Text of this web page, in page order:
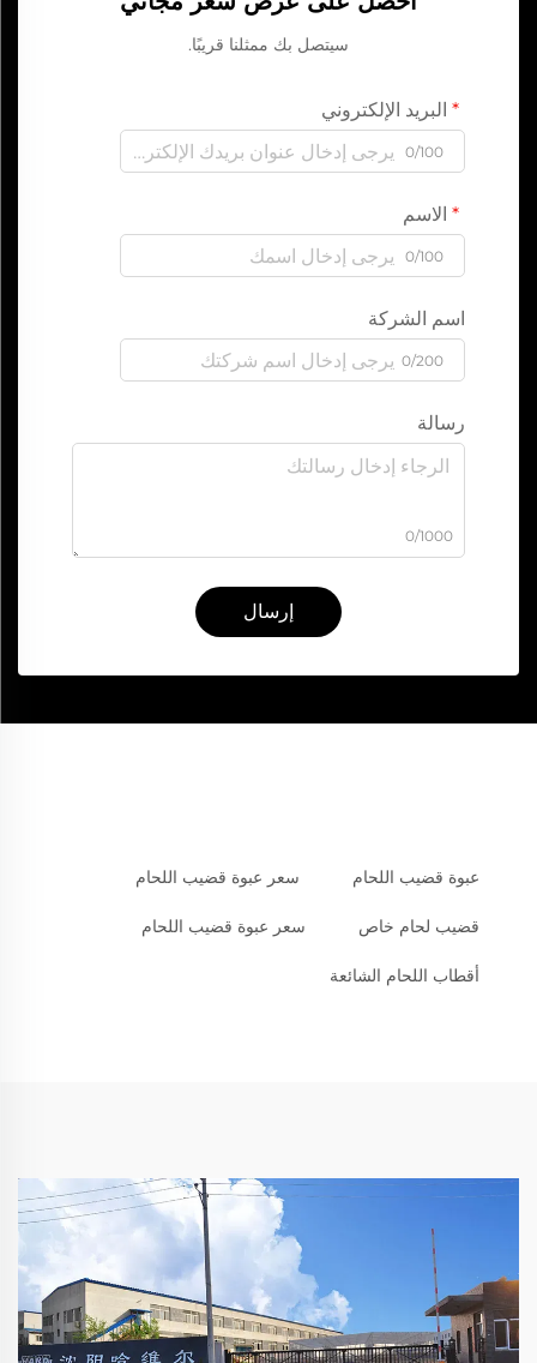
سيتصل بك ممثلنا قريبًا.
البريد الإلكتروني
0/100
الاسم
0/100
اسم الشركة
0/200
رسالة
0/1000
إرسال
عبوة قضيب اللحام سعر عبوة قضيب اللحام
قضيب لحام خاص سعر عبوة قضيب اللحام
أقطاب اللحام الشائعة